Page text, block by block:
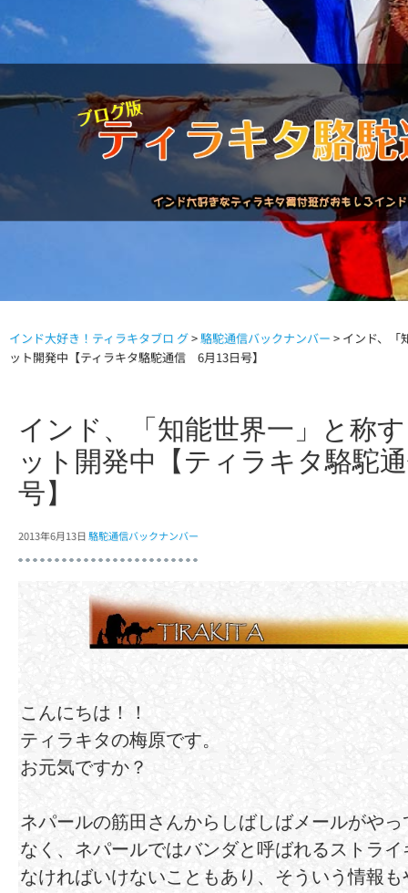
駱駝通信バックナンバー インドが大好き!!
インド大好き！ティラキタブロ グ>駱駝通信バックナンバー > インド、「
ット開発中【ティラキタ駱駝通信 6月13日号】
インド、「知能世界一」と称
ット開発中【ティラキタ駱駝
号】
2013年6月13日駱駝通信バックナンバー
こんにちは！！
ティラキタの梅原です。
お元気ですか？
ネパールの筋田さんからしばしばメールがや
なく、ネパールではバンダと呼ばれるストラ
なければいけないこともあり、そういう情報